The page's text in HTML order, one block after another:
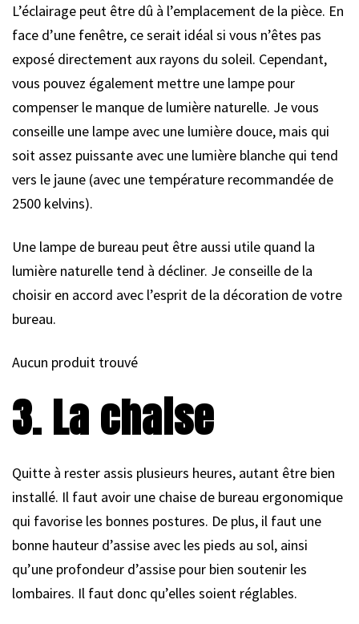
L’éclairage peut être dû à l’emplacement de la pièce. En
face d’une fenêtre, ce serait idéal si vous n’êtes pas
exposé directement aux rayons du soleil. Cependant,
vous pouvez également mettre une lampe pour
compenser le manque de lumière naturelle. Je vous
conseille une lampe avec une lumière douce, mais qui
soit assez puissante avec une lumière blanche qui tend
vers le jaune (avec une température recommandée de
2500 kelvins).
Une lampe de bureau peut être aussi utile quand la
lumière naturelle tend à décliner. Je conseille de la
choisir en accord avec l’esprit de la décoration de votre
bureau.
Aucun produit trouvé
3. La chaise
Quitte à rester assis plusieurs heures, autant être bien
installé. Il faut avoir une chaise de bureau ergonomique
qui favorise les bonnes postures. De plus, il faut une
bonne hauteur d’assise avec les pieds au sol, ainsi
qu’une profondeur d’assise pour bien soutenir les
lombaires. Il faut donc qu’elles soient réglables.